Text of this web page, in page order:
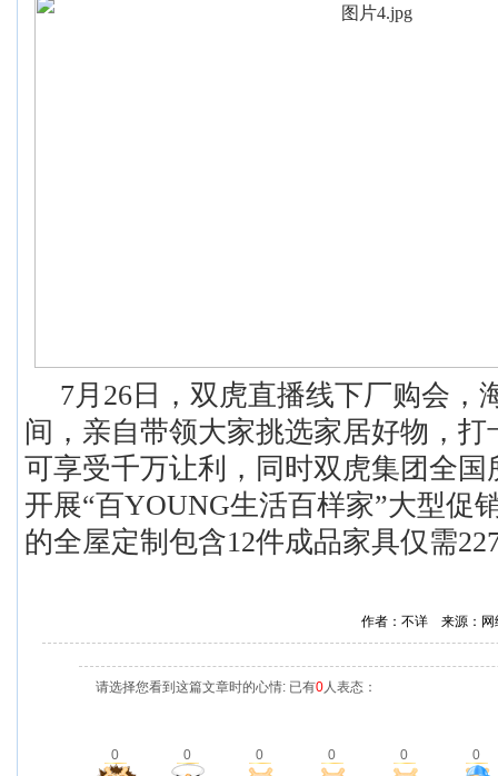
7月26日，双虎直播线下厂购会，
间，亲自带领大家挑选家居好物，
可享受千万让利，同时双虎集团全国
开展“百YOUNG生活百样家”大型促
的全屋定制包含12件成品家具仅需
作者：不详 来源：
请选择您看到这篇文章时的心情: 已有0人表态：
0 0 0 0 0 0